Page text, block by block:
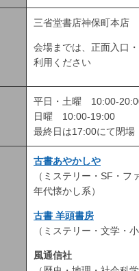
三省堂書店神保町本店
会場までは、正面入口
利用ください
平日・土曜 10:00-
日曜 10:00-19:00
最終日は17:00にて閉場
古書あやかしや
（ミステリー・SF・
年代懐かし系）
古書 羊頭書房
（ミステリー・文学・小
風通信社